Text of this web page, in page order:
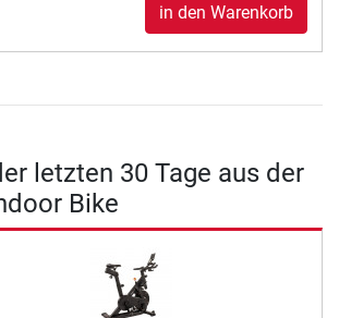
in den Warenkorb
letzten 30 Tage aus der
Bike